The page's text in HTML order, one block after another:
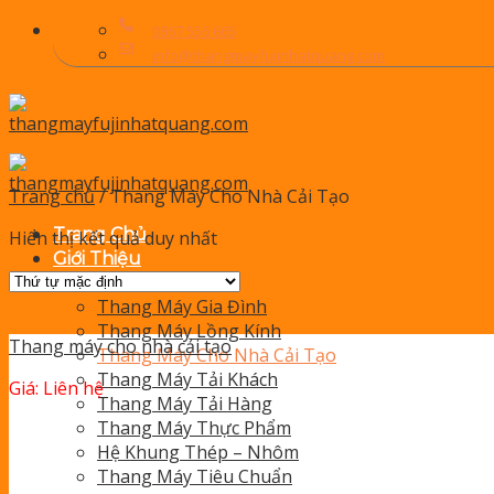
Skip
0867 556 665
info@thangmayfujinhatquang.com
Trang Chủ
Giới Thiệu
Sản Phẩm
Thang Máy Gia Đình
Thang Máy Lồng Kính
Thang Máy Cho Nhà Cải Tạo
Thang Máy Tải Khách
Thang Máy Tải Hàng
Thang Máy Thực Phẩm
Hệ Khung Thép – Nhôm
Thang Máy Tiêu Chuẩn
Trang chủ/Thang Máy Cho Nhà Cải Tạo
Hiển thị kết quả duy nhất
Thang máy cho nhà cải tạo
Giá: Liên hệ